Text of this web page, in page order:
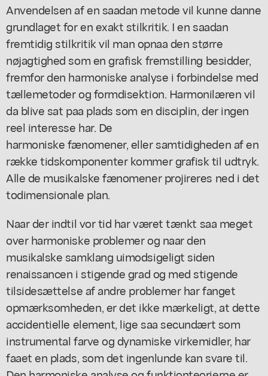
Anvendelsen af en saadan metode vil kunne danne
grundlaget for en exakt stilkritik. I en saadan
fremtidig stilkritik vil man opnaa den større
nøjagtighed som en grafisk fremstilling besidder,
fremfor den harmoniske analyse i forbindelse med
tællemetoder og formdisektion. Harmonilæren vil
da blive sat paa plads som en disciplin, der ingen
reel interesse har. De
harmoniske fænomener, eller samtidigheden af en
række tidskomponenter kommer grafisk til udtryk.
Alle de musikalske fænomener projireres ned i det
todimensionale plan.
Naar der indtil vor tid har været tænkt saa meget
over harmoniske problemer og naar den
musikalske samklang uimodsigeligt siden
renaissancen i stigende grad og med stigende
tilsidesættelse af andre problemer har fanget
opmærksomheden, er det ikke mærkeligt, at dette
accidentielle element, lige saa secundært som
instrumental farve og dynamiske virkemidler, har
faaet en plads, som det ingenlunde kan svare til.